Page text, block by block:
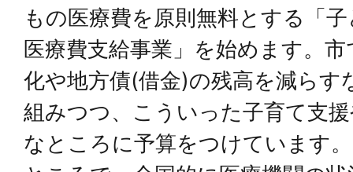
もの医療費を原則無料とする「
医療費支給事業」を始めます。
化や地方債(借金)の残高を減らす
組みつつ、こういった子育て支
なところに予算をつけています。